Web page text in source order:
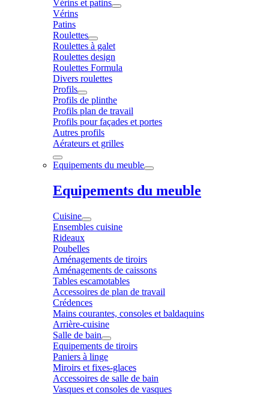
Vérins et patins
Vérins
Patins
Roulettes
Roulettes à galet
Roulettes design
Roulettes Formula
Divers roulettes
Profils
Profils de plinthe
Profils plan de travail
Profils pour façades et portes
Autres profils
Aérateurs et grilles
Equipements du meuble
Equipements du meuble
Cuisine
Ensembles cuisine
Rideaux
Poubelles
Aménagements de tiroirs
Aménagements de caissons
Tables escamotables
Accessoires de plan de travail
Crédences
Mains courantes, consoles et baldaquins
Arrière-cuisine
Salle de bain
Equipements de tiroirs
Paniers à linge
Miroirs et fixes-glaces
Accessoires de salle de bain
Vasques et consoles de vasques